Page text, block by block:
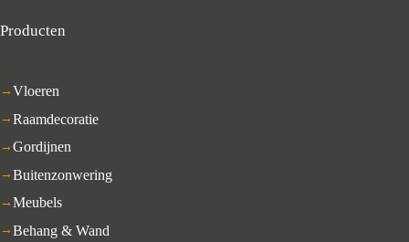
Producten
Vloeren
Raamdecoratie
Gordijnen
Buitenzonwering
Meubels
Behang & Wand